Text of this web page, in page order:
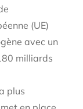
(UE)
avec un
milliards
plus